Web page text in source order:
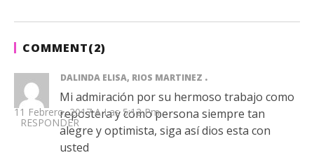
COMMENT(2)
DALINDA ELISA, RIOS MARTINEZ
11 Febrero, 2017 A Las 5:12 Pm
Mi admiración por su hermoso trabajo como
repostera y como persona siempre tan
alegre y optimista, siga así dios esta con
usted
RESPONDER